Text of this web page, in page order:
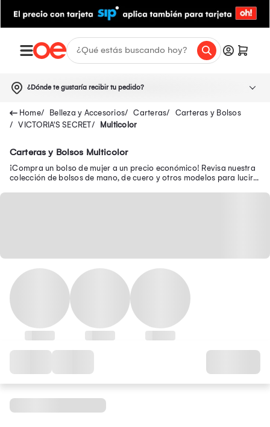
¿Dónde te gustaría recibir tu pedido?
Belleza y Accesorios Carteras
Carteras y Bolsos
VICTORIA'S SECRET
Multicolor
Carteras y Bolsos Multicolor
¡Compra un bolso de mujer a un precio económico! Revisa nuestra
colección de bolsos de mano, de cuero y otros modelos para lucir a